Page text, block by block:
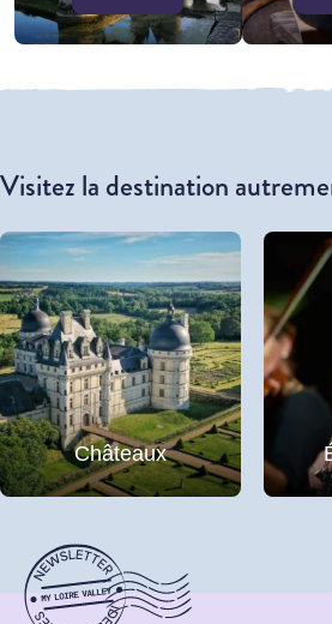
Visitez la destination
Châteaux